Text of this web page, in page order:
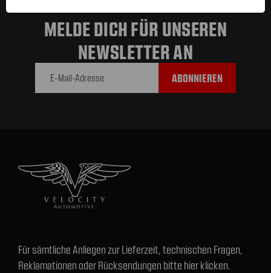
MELDE DICH FÜR UNSEREN
NEWSLETTER AN
Für sämtliche Anliegen zur Lieferzeit, technischen Fragen,
Reklamationen oder Rücksendungen bitte hier klicken.